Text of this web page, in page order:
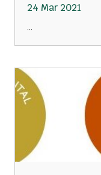
24 Mar 2021